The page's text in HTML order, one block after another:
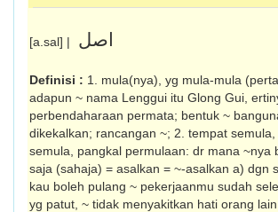
[a.sal] | اصل
Definisi : 1. mula(nya), yg mula-mula
adapun ~ nama Lenggui itu Glong Gui,
perbendaharaan permata; bentuk ~
dikekalkan; rancang­an ~; 2. tempat semula,
semula, pangkal permulaan: dr mana ~nya
saja (sahaja) = asalkan = ~-asalkan a) dgn
kau boleh pulang ~ pekerjaanmu sudah
yg patut, ~ tidak menyakitkan hati orang